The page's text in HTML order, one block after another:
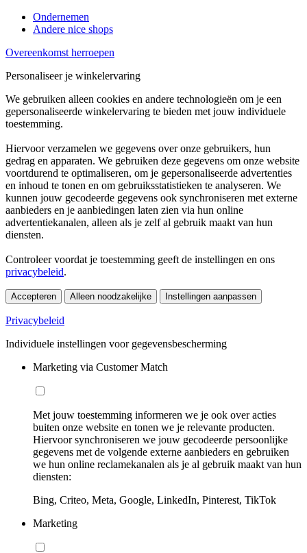
Ondernemen
Andere nice shops
Overeenkomst herroepen
Personaliseer je winkelervaring
We gebruiken alleen cookies en andere technologieën om je een
gepersonaliseerde winkelervaring te bieden met jouw individuele
toestemming.
Hiervoor verzamelen we gegevens over onze gebruikers, hun
gedrag en apparaten. We gebruiken deze gegevens om onze website
voortdurend te optimaliseren, om je gepersonaliseerde advertenties
en inhoud te tonen en om gebruiksstatistieken te analyseren. We
kunnen jouw gecodeerde gegevens ook synchroniseren met externe
aanbieders en je aanbiedingen laten zien via hun online
advertentiekanalen, alleen als je zelf al gebruik maakt van hun
diensten.
Controleer voordat je toestemming geeft de instellingen en ons
privacybeleid.
Accepteren Alleen noodzakelijke Instellingen aanpassen
Privacybeleid
Individuele instellingen voor gegevensbescherming
Marketing via Customer Match
Met jouw toestemming informeren we je ook over acties
buiten onze website en tonen we je relevante producten.
Hiervoor synchroniseren we jouw gecodeerde persoonlijke
gegevens met de volgende externe aanbieders en gebruiken
we hun online reclamekanalen als je al gebruik maakt van hun
diensten:
Bing, Criteo, Meta, Google, LinkedIn, Pinterest, TikTok
Marketing